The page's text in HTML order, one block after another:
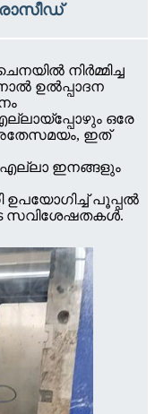
നിർമ്മിച്ച
ഉൽപ്പാദന
ഒരേ
ഇത്
എല്ലാ ഇനങ്ങളും
ഉപയോഗിച്ച് പൂപ്പൽ
സവിശേഷതകൾ.